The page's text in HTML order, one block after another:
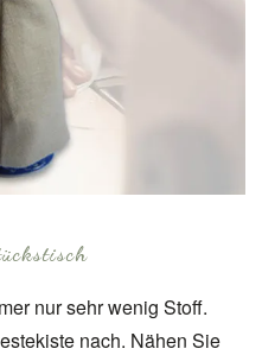
nur sehr wenig Stoff.
nach. Nähen Sie